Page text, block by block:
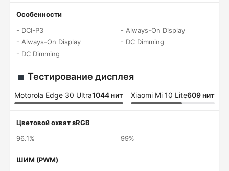
Особенности
- DCI-P3
- Always-On Display
- DC Dimming
- Always-On Display
- DC Dimming
Тестирование дисплея
Motorola Edge 30 Ultra1044 нит Xiaomi Mi 10 Lite609 нит
Цветовой охват sRGB
96.1%
99%
ШИМ (PWM)